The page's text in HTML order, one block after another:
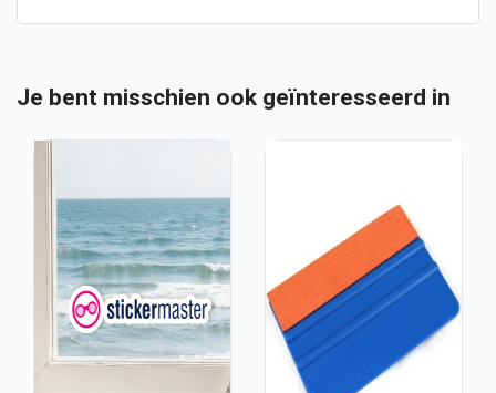
Je bent misschien ook geïnteresseerd in